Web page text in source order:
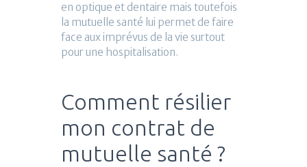
en optique et dentaire mais toutefois
la mutuelle santé lui permet de faire
face aux imprévus de la vie surtout
pour une hospitalisation.
Comment résilier
mon contrat de
mutuelle santé ?